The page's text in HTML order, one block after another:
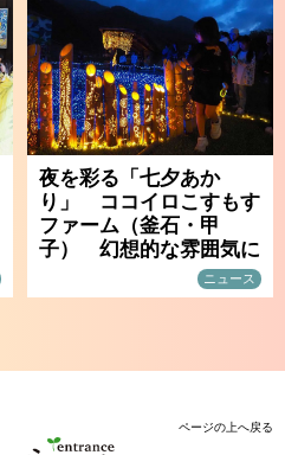
夜を彩る「七夕あか
り」 ココイロこすもす
ファーム（釜石・甲
子） 幻想的な雰囲気に
ニュース
ページの上へ戻る